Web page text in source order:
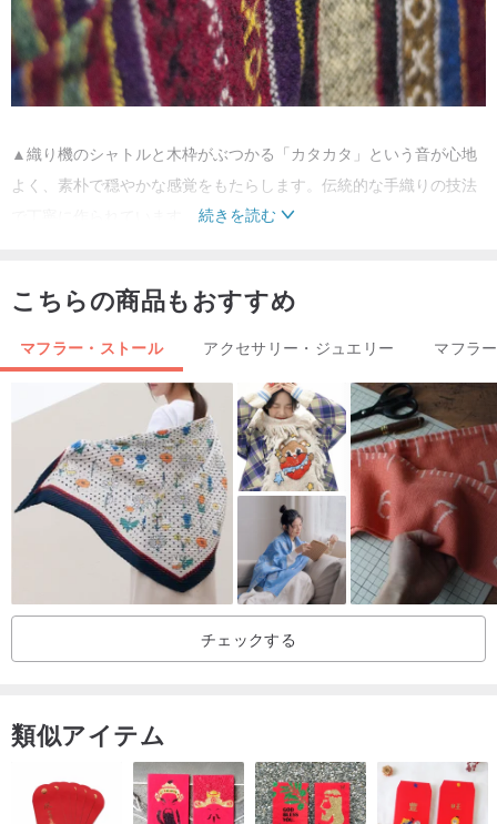
▲織り機のシャトルと木枠がぶつかる「カタカタ」という音が心地
よく、素朴で穏やかな感覚をもたらします。伝統的な手織りの技法
▲肌寒い季節には温かい日差しが恋しくなります。そんな時に、手
織りの暖かなポンチョは欠かせません。寒さから身を守り、心ゆく
続きを読む
こちらの商品もおすすめ
マフラー・ストール アクセサリー・ジュエリー マフラ
チェックする
類似アイテム